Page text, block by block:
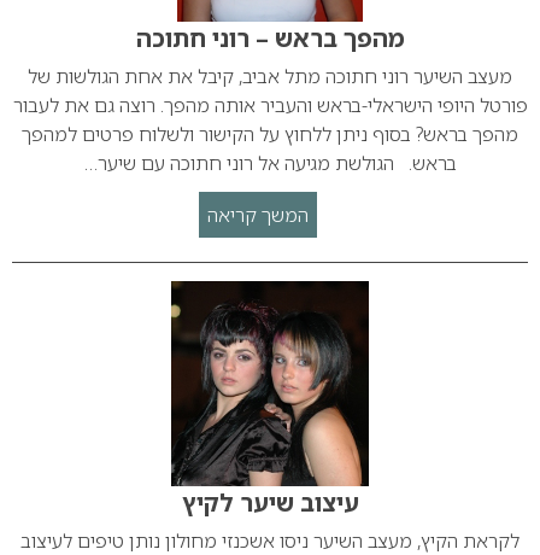
מהפך בראש – רוני חתוכה
מעצב השיער רוני חתוכה מתל אביב, קיבל את אחת הגולשות של
פורטל היופי הישראלי-בראש והעביר אותה מהפך. רוצה גם את לעבור
מהפך בראש? בסוף ניתן ללחוץ על הקישור ולשלוח פרטים למהפך
בראש. הגולשת מגיעה אל רוני חתוכה עם שיער…
המשך קריאה
עיצוב שיער לקיץ
לקראת הקיץ, מעצב השיער ניסו אשכנזי מחולון נותן טיפים לעיצוב